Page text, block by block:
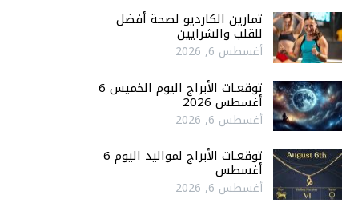
تمارين الكارديو لصحة أفضل
للقلب والشرايين
أغسطس 6, 2026
توقعـات الأبراج اليوم الخميس 6
أغسطس 2026
أغسطس 6, 2026
توقعـات الأبراج لمواليد اليوم 6
أغسطس
أغسطس 6, 2026